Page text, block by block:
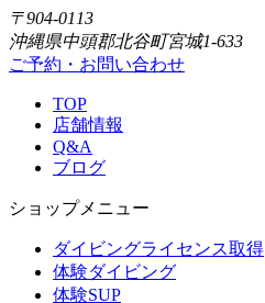
〒904-0113
沖縄県中頭郡北谷町宮城1-633
ご予約・お問い合わせ
TOP
店舗情報
Q&A
ブログ
ショップメニュー
ダイビングライセンス取得
体験ダイビング
体験SUP